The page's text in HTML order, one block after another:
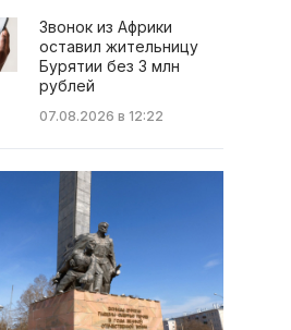
Звонок из Африки
оставил жительницу
Бурятии без 3 млн
рублей
07.08.2026 в 12:22